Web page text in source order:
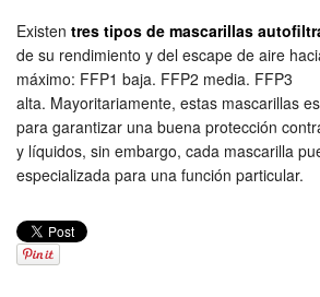
Existen tres tipos de mascarillas
de su rendimiento y del escape de aire
máximo: FFP1 baja. FFP2 media. FFP3
alta. Mayoritariamente, estas mascarillas
para garantizar una buena protección
y líquidos, sin embargo, cada mascarilla
especializada para una función particular.